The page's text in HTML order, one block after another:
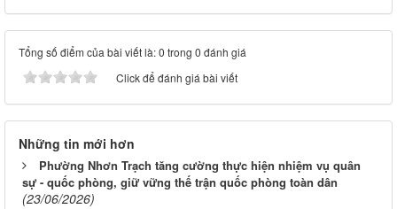
Tổng số điểm của bài viết là: 0 trong 0 đánh giá
Click để đánh giá bài viết
Những tin mới hơn
Phường Nhơn Trạch tăng cường thực hiện nhiệm vụ quân
sự - quốc phòng, giữ vững thế trận quốc phòng toàn dân
(23/06/2026)